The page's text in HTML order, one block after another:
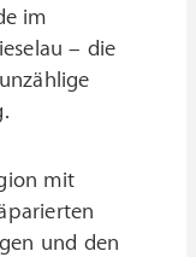
im
– die
mit
und den